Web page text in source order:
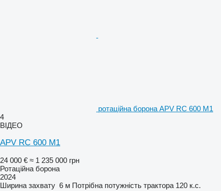
ротаційна борона APV RC 600 M1
4
ВІДЕО
APV RC 600 M1
24 000 € ≈ 1 235 000 грн
Ротаційна борона
2024
Ширина захвату 6 м Потрібна потужність трактора 120 к.с.